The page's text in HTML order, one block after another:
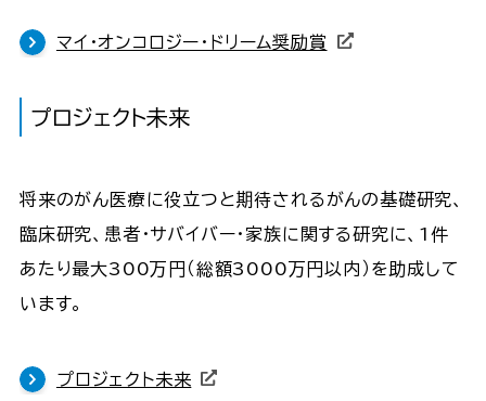
マイ・オンコロジー・ドリーム奨励賞
プロジェクト未来
将来のがん医療に役立つと期待されるがんの基礎研究、
臨床研究、患者・サバイバー・家族に関する研究に、1件
あたり最大300万円（総額3000万円以内）を助成して
います。
プロジェクト未来